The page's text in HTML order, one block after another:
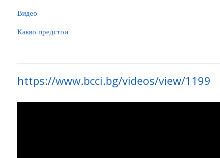
Видео
Какво предстои
https://www.bcci.bg/videos/view/1199